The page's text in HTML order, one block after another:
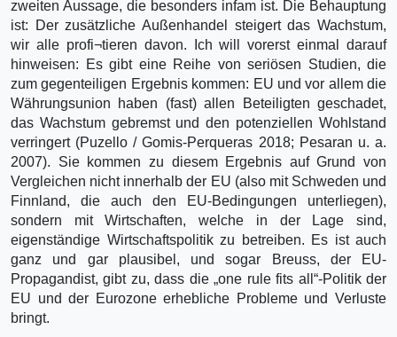
zweiten Aussage, die besonders infam ist. Die Behauptung
ist: Der zusätzliche Außenhandel steigert das Wachstum,
wir alle profi¬tieren davon. Ich will vorerst einmal darauf
hinweisen: Es gibt eine Reihe von seriösen Studien, die
zum gegenteiligen Ergebnis kommen: EU und vor allem die
Währungsunion haben (fast) allen Beteiligten geschadet,
das Wachstum gebremst und den potenziellen Wohlstand
verringert (Puzello / Gomis-Perqueras 2018; Pesaran u. a.
2007). Sie kommen zu diesem Ergebnis auf Grund von
Vergleichen nicht innerhalb der EU (also mit Schweden und
Finnland, die auch den EU-Bedingungen unterliegen),
sondern mit Wirtschaften, welche in der Lage sind,
eigenständige Wirtschaftspolitik zu betreiben. Es ist auch
ganz und gar plausibel, und sogar Breuss, der EU-
Propagandist, gibt zu, dass die „one rule fits all“-Politik der
EU und der Eurozone erhebliche Probleme und Verluste
bringt.